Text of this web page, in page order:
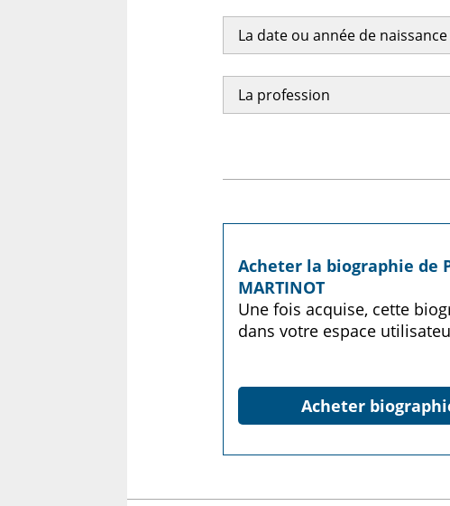
La date ou année de naissance
La profession
Acheter la biographie de
MARTINOT
Une fois acquise, cette
dans votre espace
Acheter